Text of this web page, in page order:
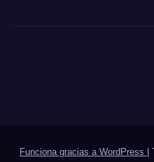
Funciona gracias a WordPress |